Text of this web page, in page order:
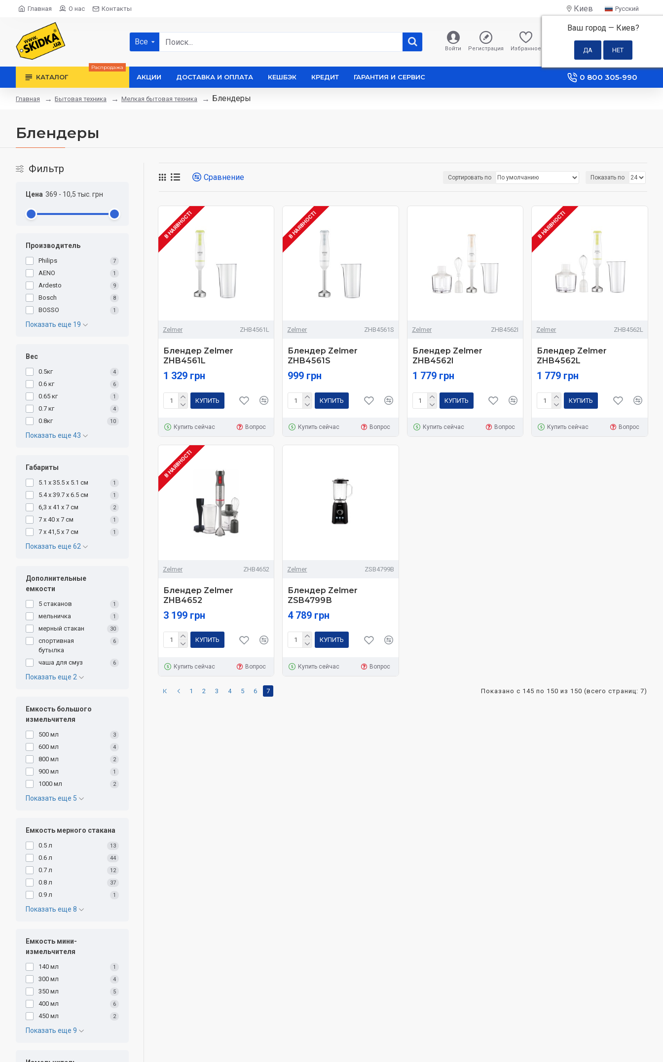
Главная О нас Контакты Киев
Ваш город — Киев?
Русский
Все
Войти Регистрация Избранное
0 грн
КАТАЛОГ
Распродажа
АКЦИИ ДОСТАВКА И ОПЛАТА КЕШБЭК КРЕДИТ ГАРАНТИЯ И СЕРВИС 0 800 305-990
Главная Бытовая техника Мелкая бытовая техника Блендеры
Блендеры
Фильтр
369 - 10,5 тыс. грн
Цена
Производитель
Philips 7
AENO 1
Ardesto 9
Bosch 8
BOSSO 1
Показать еще 19
Вес
0.5кг 4
0.6 кг 6
0.65 кг 1
0.7 кг 4
0.8кг 10
Показать еще 43
Габариты
5.1 x 35.5 x 5.1 см 1
5.4 x 39.7 x 6.5 см 1
6,3 х 41 х 7 см 2
7 x 40 x 7 см 1
7 x 41,5 x 7 см 1
Показать еще 62
Дополнительные
емкости
5 стаканов 1
мельничка 1
мерный стакан 30
спортивная
бутылка
6
чаша для смуз 6
Показать еще 2
Емкость большого
измельчителя
500 мл 3
600 мл 4
800 мл 2
900 мл 1
1000 мл 2
Показать еще 5
Емкость мерного стакана
0.5 л 13
0.6 л 44
0.7 л 12
0.8 л 37
0.9 л 1
Показать еще 8
Емкость мини-
измельчителя
140 мл 1
300 мл 4
350 мл 5
400 мл 6
450 мл 2
Показать еще 9
Сравнение Сортировать по Показать по
В НАЯВНОСТІ
Zelmer ZHB4561L
Блендер Zelmer
ZHB4561L
1 329 грн
КУПИТЬ
Купить сейчас Вопрос
В НАЯВНОСТІ
Zelmer ZHB4561S
Блендер Zelmer
ZHB4561S
999 грн
КУПИТЬ
Купить сейчас Вопрос
Zelmer ZHB4562I
Блендер Zelmer
ZHB4562I
1 779 грн
КУПИТЬ
Купить сейчас Вопрос
В НАЯВНОСТІ
Zelmer ZHB4562L
Блендер Zelmer
ZHB4562L
1 779 грн
КУПИТЬ
Купить сейчас Вопрос
В НАЯВНОСТІ
Zelmer ZHB4652
Блендер Zelmer
ZHB4652
3 199 грн
КУПИТЬ
Купить сейчас Вопрос
Zelmer ZSB4799В
Блендер Zelmer
ZSB4799В
4 789 грн
КУПИТЬ
Купить сейчас Вопрос
1 2 3 4 5 6 7 Показано с 145 по 150 из 150 (всего страниц: 7)